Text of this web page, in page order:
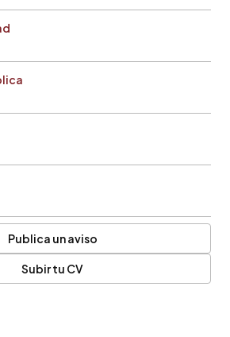
Publica un aviso
Subir tu CV